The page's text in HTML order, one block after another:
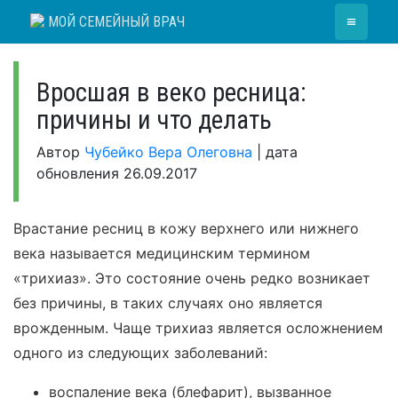
МОЙ СЕМЕЙНЫЙ ВРАЧ ≡
Вросшая в веко ресница:
причины и что делать
Автор Чубейко Вера Олеговна
дата
обновления 26.09.2017
Врастание ресниц в кожу верхнего или нижнего
века называется медицинским термином
«трихиаз». Это состояние очень редко возникает
без причины, в таких случаях оно является
врожденным. Чаще трихиаз является осложнением
одного из следующих заболеваний:
воспаление века (блефарит), вызванное